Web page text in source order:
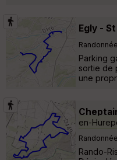
Egly -
Parking
sortie de
une
en-
Rando-